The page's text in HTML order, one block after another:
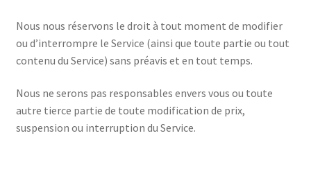
Nous nous réservons le droit à tout moment de modifier
ou d’interrompre le Service (ainsi que toute partie ou tout
contenu du Service) sans préavis et en tout temps.
Nous ne serons pas responsables envers vous ou toute
autre tierce partie de toute modification de prix,
suspension ou interruption du Service.